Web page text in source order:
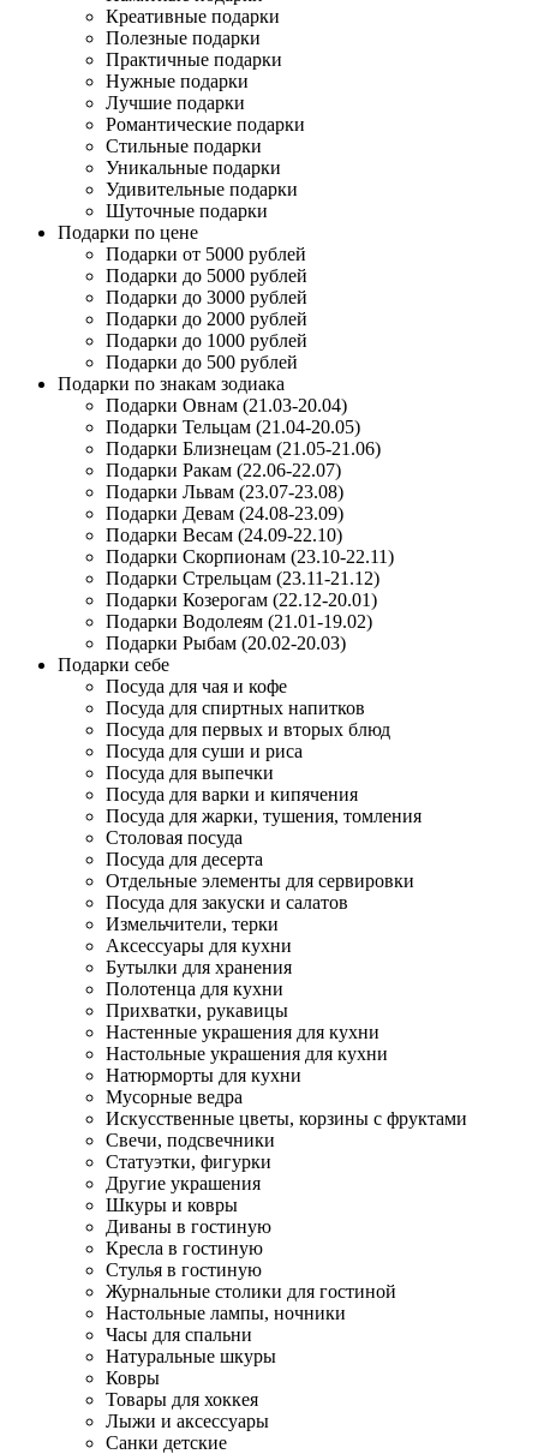
Креативные подарки
Полезные подарки
Практичные подарки
Нужные подарки
Лучшие подарки
Романтические подарки
Стильные подарки
Уникальные подарки
Удивительные подарки
Шуточные подарки
Подарки по цене
Подарки от 5000 рублей
Подарки до 5000 рублей
Подарки до 3000 рублей
Подарки до 2000 рублей
Подарки до 1000 рублей
Подарки до 500 рублей
Подарки по знакам зодиака
Подарки Овнам (21.03-20.04)
Подарки Тельцам (21.04-20.05)
Подарки Близнецам (21.05-21.06)
Подарки Ракам (22.06-22.07)
Подарки Львам (23.07-23.08)
Подарки Девам (24.08-23.09)
Подарки Весам (24.09-22.10)
Подарки Скорпионам (23.10-22.11)
Подарки Стрельцам (23.11-21.12)
Подарки Козерогам (22.12-20.01)
Подарки Водолеям (21.01-19.02)
Подарки Рыбам (20.02-20.03)
Подарки себе
Посуда для чая и кофе
Посуда для спиртных напитков
Посуда для первых и вторых блюд
Посуда для суши и риса
Посуда для выпечки
Посуда для варки и кипячения
Посуда для жарки, тушения, томления
Столовая посуда
Посуда для десерта
Отдельные элементы для сервировки
Посуда для закуски и салатов
Измельчители, терки
Аксессуары для кухни
Бутылки для хранения
Полотенца для кухни
Прихватки, рукавицы
Настенные украшения для кухни
Настольные украшения для кухни
Натюрморты для кухни
Мусорные ведра
Искусственные цветы, корзины с фруктами
Свечи, подсвечники
Статуэтки, фигурки
Другие украшения
Шкуры и ковры
Диваны в гостиную
Кресла в гостиную
Стулья в гостиную
Журнальные столики для гостиной
Настольные лампы, ночники
Часы для спальни
Натуральные шкуры
Ковры
Товары для хоккея
Лыжи и аксессуары
Санки детские